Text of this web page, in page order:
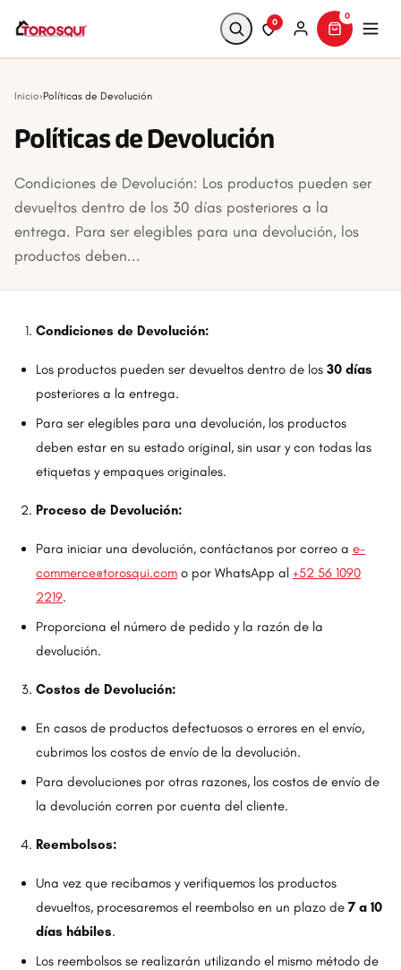
0
0
Inicio›Políticas de Devolución
Políticas de Devolución
Condiciones de Devolución: Los productos pueden ser
devueltos dentro de los 30 días posteriores a la
entrega. Para ser elegibles para una devolución, los
productos deben...
Condiciones de Devolución:
Los productos pueden ser devueltos dentro de los 30 días
posteriores a la entrega.
Para ser elegibles para una devolución, los productos
deben estar en su estado original, sin usar y con todas las
etiquetas y empaques originales.
Proceso de Devolución:
Para iniciar una devolución, contáctanos por correo a e-
commerce@torosqui.com o por WhatsApp al +52 56 1090
2219.
Proporciona el número de pedido y la razón de la
devolución.
Costos de Devolución:
En casos de productos defectuosos o errores en el envío,
cubrimos los costos de envío de la devolución.
Para devoluciones por otras razones, los costos de envío de
la devolución corren por cuenta del cliente.
Reembolsos:
Una vez que recibamos y verifiquemos los productos
devueltos, procesaremos el reembolso en un plazo de 7 a 10
días hábiles.
Los reembolsos se realizarán utilizando el mismo método de